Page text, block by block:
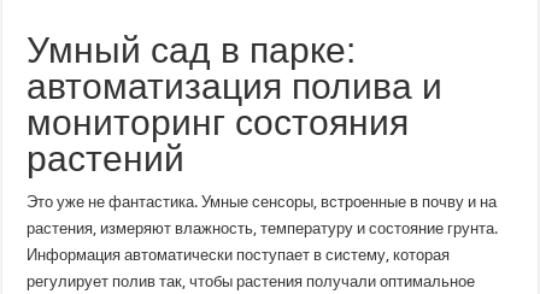
Умный сад в парке:
автоматизация полива и
мониторинг состояния
растений
Это уже не фантастика. Умные сенсоры, встроенные в почву и на
растения, измеряют влажность, температуру и состояние грунта.
Информация автоматически поступает в систему, которая
регулирует полив так, чтобы растения получали оптимальное